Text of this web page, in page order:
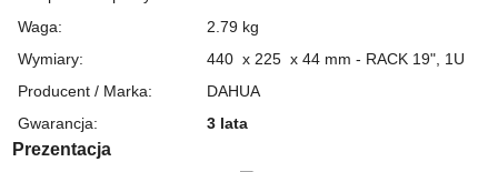
Waga:
2.79 kg
Wymiary:
440 x 225 x 44 mm - RACK 19", 1U
Producent / Marka:
DAHUA
Gwarancja: 3 lata
Prezentacja